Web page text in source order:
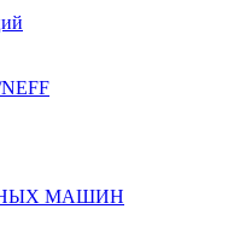
МАШИН